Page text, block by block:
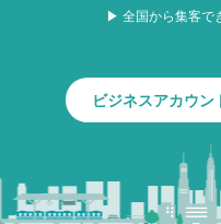
▶ 全国から集客で
ビジネスアカウン